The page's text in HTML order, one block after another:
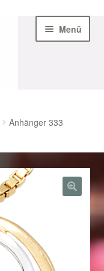
Menü
Anhänger 333